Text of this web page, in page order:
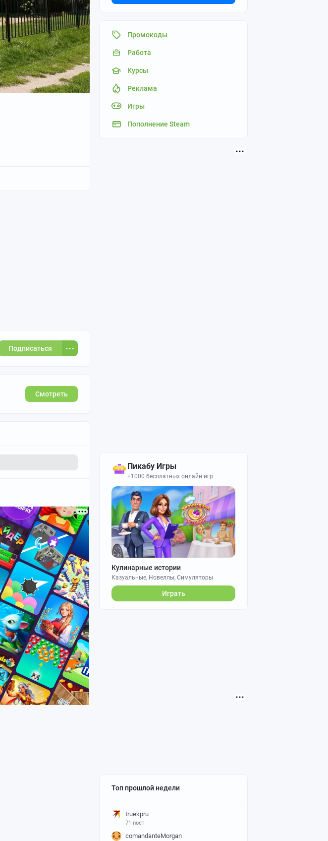
Промокоды
Работа
Курсы
Реклама
Игры
Пополнение Steam
Пикабу Игры
+1000 бесплатных онлайн игр
Кулинарные истории
Казуальные, Новеллы, Симуляторы
Играть
Топ прошлой недели
truekpru
71 пост
comandanteMorgan
Подписаться
Смотреть